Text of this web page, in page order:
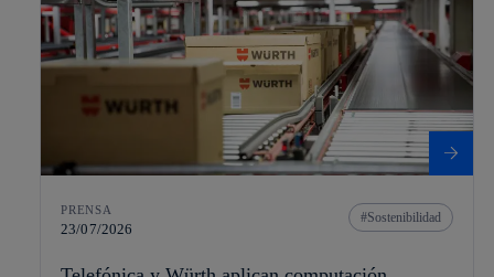
PRENSA
23/07/2026
Sostenibilidad